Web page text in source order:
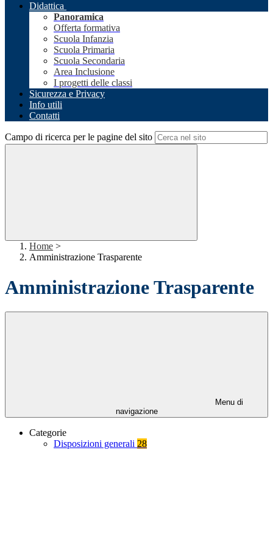
Didattica
Panoramica
Offerta formativa
Scuola Infanzia
Scuola Primaria
Scuola Secondaria
Area Inclusione
I progetti delle classi
Sicurezza e Privacy
Info utili
Contatti
Campo di ricerca per le pagine del sito
Home >
Amministrazione Trasparente
Amministrazione Trasparente
Menu di
navigazione
Categorie
Disposizioni generali 28